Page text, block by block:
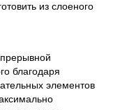
из слоеного
благодаря
элементов